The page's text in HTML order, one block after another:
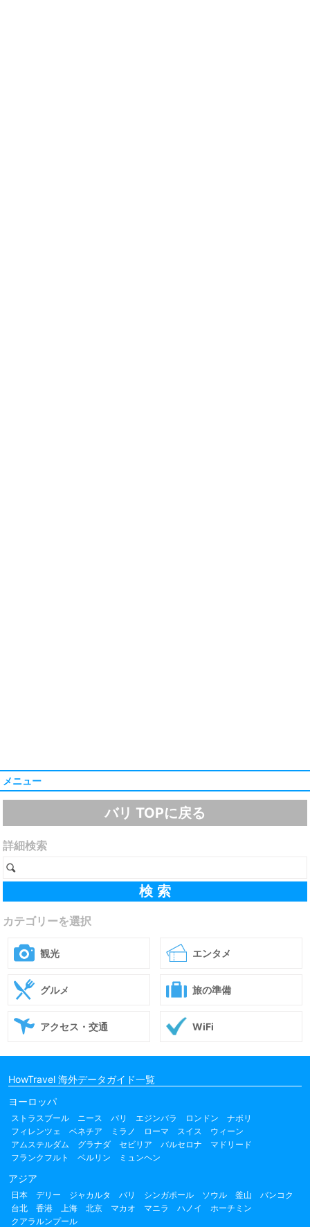
メニュー
バリ TOPに戻る
詳細検索
カテゴリーを選択
観光 エンタメ
グルメ 旅の準備
アクセス・交通 WiFi
HowTravel 海外データガイド一覧
ヨーロッパ
ストラスブール ニース パリ エジンバラ ロンドン
ナポリ
フィレンツェ
ベネチア ミラノ ローマ スイス
ウィーン
アムステルダム
グラナダ セビリア バルセロナ
マドリード
フランクフルト
ベルリン ミュンヘン
アジア
日本 デリー ジャカルタ バリ シンガポール ソウル 釜山
バンコク
台北
香港 上海 北京 マカオ マニラ ハノイ
ホーチミン
クアラルンプール